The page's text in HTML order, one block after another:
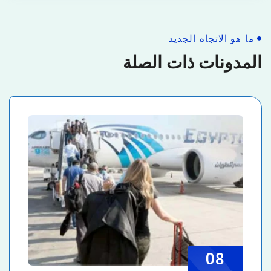
ما هو الاتجاه الجديد
المدونات ذات الصلة
08